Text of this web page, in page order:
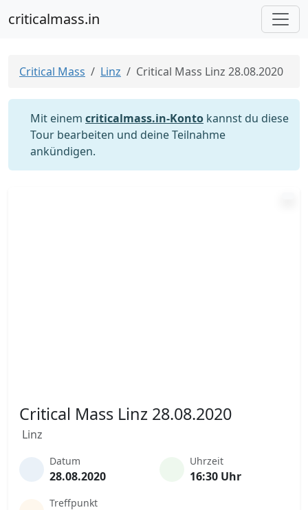
criticalmass.in
Critical Mass Linz Critical Mass Linz 28.08.2020
Mit einem criticalmass.in-Konto kannst du diese
Tour bearbeiten und deine Teilnahme
ankündigen.
Critical Mass Linz 28.08.2020
Linz
Datum
28.08.2020
Uhrzeit
16:30 Uhr
Treffpunkt